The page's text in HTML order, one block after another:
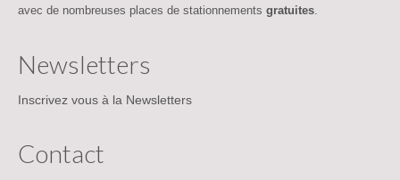
avec de nombreuses places de stationnements gratuites.
Newsletters
Inscrivez vous à la Newsletters
Contact